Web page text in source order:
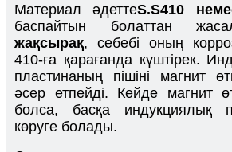
Материал әдеттеS.S410
баспайтын болаттан
жақсырақ, себебі оның
410-ға қарағанда күштірек.
пластинаның пішіні магнит
әсер етпейді. Кейде магнит
болса, басқа индукциялық
көруге болады.